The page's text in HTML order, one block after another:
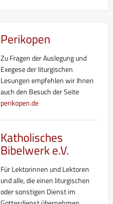
Perikopen
Zu Fragen der Auslegung und
Exegese der liturgischen
Lesungen empfehlen wir Ihnen
auch den Besuch der Seite
perikopen.de
Katholisches
Bibelwerk e.V.
Für Lektorinnen und Lektoren
und alle, die einen liturgischen
oder sonstigen Dienst im